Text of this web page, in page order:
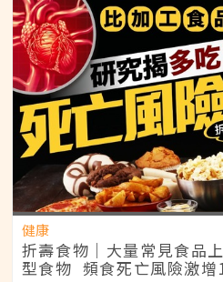
健康
折壽食物｜大量常見食品
型食物 頻食死亡風險激增